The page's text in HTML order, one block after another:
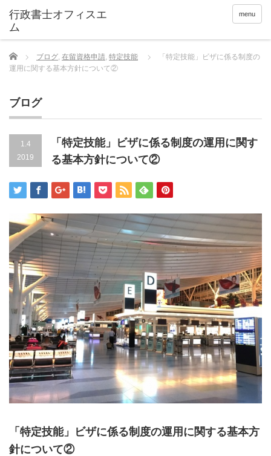
menu
Home ブログ, 在留資格申請, 特定技能
「特定技能」ビザに係る制度の
運用に関する基本方針について②
ブログ
1.4
2019
「特定技能」ビザに係る制度の運用に関す
る基本方針について②
「特定技能」ビザに係る制度の運用に関する基本方
針について②